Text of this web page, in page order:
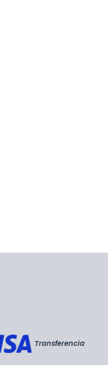
Transferencia